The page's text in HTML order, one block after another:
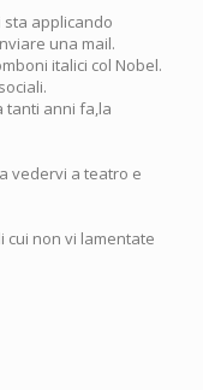
sta applicando
una mail.
italici col Nobel.
tanti anni fa,la
vedervi a teatro e
cui non vi lamentate